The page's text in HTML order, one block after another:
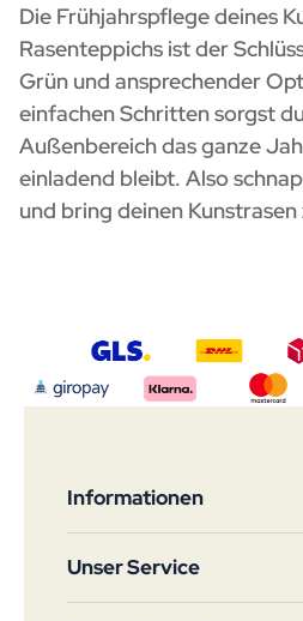
Die Frühjahrspflege deines
Rasenteppichs ist der
Grün und ansprechender
einfachen Schritten sorgst
Außenbereich das ganze
einladend bleibt. Also
und bring deinen
Informationen
Unser Service